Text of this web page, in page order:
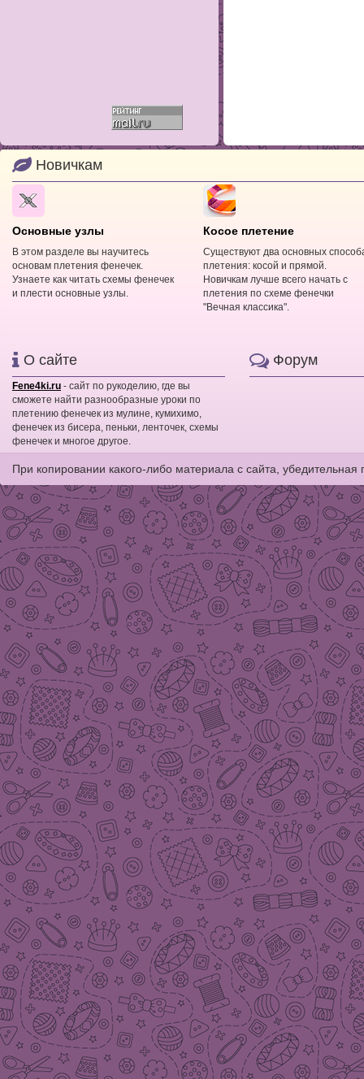
Новичкам
Основные узлы
В этом разделе вы научитесь
основам плетения фенечек.
Узнаете как читать схемы фенечек
и плести основные узлы.
Косое плетение
Существуют два основных
плетения: косой и прямой.
Новичкам лучше всего начать с
плетения по схеме фенечки
"Вечная классика".
О сайте
Fene4ki.ru - сайт по рукоделию, где вы
сможете найти разнообразные уроки по
плетению фенечек из мулине, кумихимо,
фенечек из бисера, пеньки, ленточек, схемы
фенечек и многое другое.
Форум
При копировании какого-либо материала с сайта,